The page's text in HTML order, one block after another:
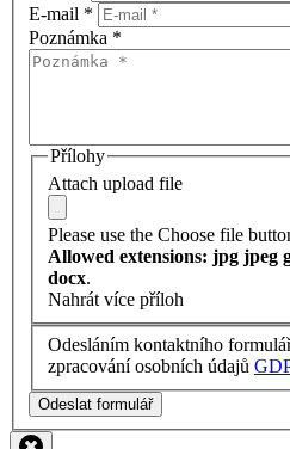
E-mail *
Poznámka *
Přílohy
Attach upload file
Please use the Choose file
Allowed extensions: jpg jpeg
docx.
Nahrát více příloh
Odesláním kontaktního
zpracování osobních údajů
Odeslat formulář